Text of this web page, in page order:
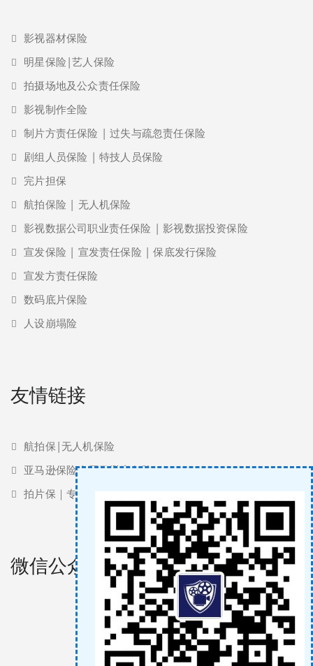
影视器材保险
明星保险|艺人保险
拍摄场地及公众责任保险
影视制作全险
制片方责任保险 | 过失与疏忽责任保险
剧组人员保险 | 特技人员保险
完片担保
航拍保险 | 无人机保险
影视数据公司职业责任保险 | 影视数据投资保险
宣发保险 | 宣发责任保险 | 保底发行保险
宣发方责任保险
数码底片保险
人设崩塌险
友情链接
航拍保|无人机保险
亚马逊保险 | 亚马逊责任险
拍片保｜专业影视保险服务商
微信公众号